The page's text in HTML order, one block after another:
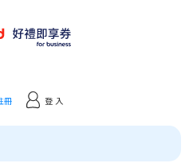
冊 登 入